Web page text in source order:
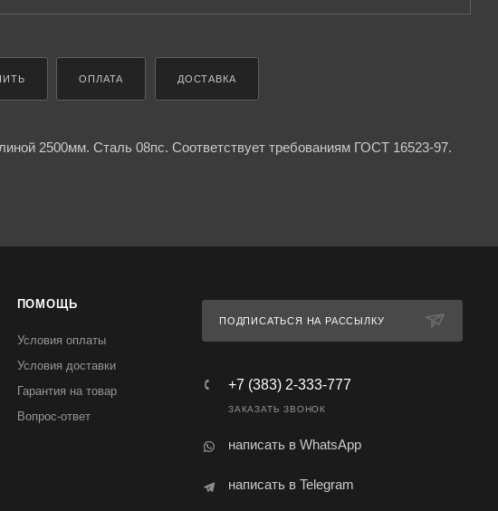
ОПЛАТА ДОСТАВКА
2500мм. Сталь 08пс. Соответствует требованиям ГОСТ 16523-97.
ПОМОЩЬ
Условия оплаты
Условия доставки
Гарантия на товар
Вопрос-ответ
ПОДПИСАТЬСЯ НА РАССЫЛКУ
+7 (383) 2-333-777
ЗАКАЗАТЬ ЗВОНОК
написать в WhatsApp
написать в Telegram